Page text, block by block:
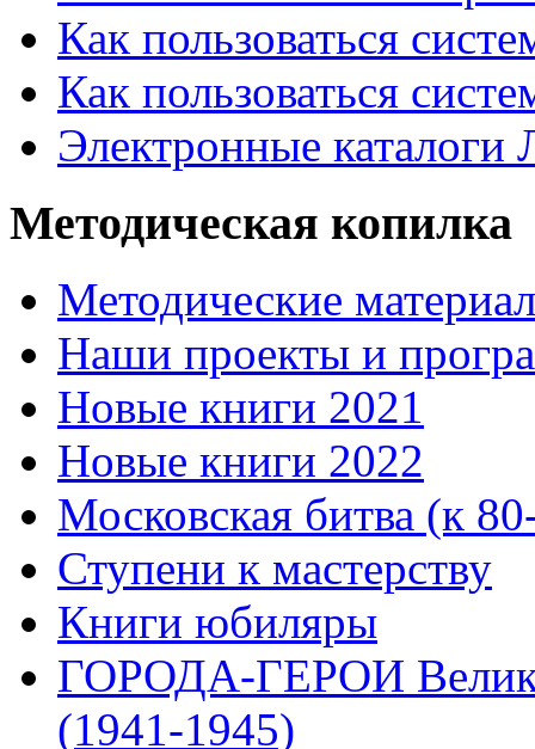
Как пользоваться
Как пользоваться
Электронные
Методическая копилка
Методические
Наши проекты и
Новые книги 2021
Новые книги 2022
Московская битва (к
Ступени к мастерству
Книги юбиляры
ГОРОДА-ГЕРОИ
(1941-1945)